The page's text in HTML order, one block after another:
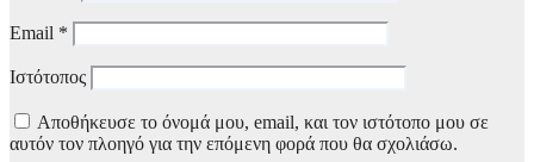
Email *
Ιστότοπος
Αποθήκευσε το όνομά μου, email, και τον ιστότοπο μου σε
αυτόν τον πλοηγό για την επόμενη φορά που θα σχολιάσω.